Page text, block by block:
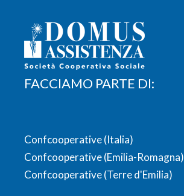
FACCIAMO PARTE DI:
Confcooperative (Italia)
Confcooperative (Emilia-Romagna)
Confcooperative (Terre d'Emilia)